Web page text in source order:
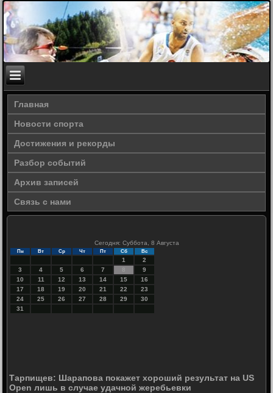
Главная
Новости спорта
Достижения и рекорды
Разбор событий
Архив записей
Связь с нами
Сегодня: Суббота, 8 Августа
Пн Вт Ср Чт Пт Сб Вс
1
2
3
4 5 6 7 8
9
10
11 12 13 14 15
16
17
18 19 20 21 22
23
24
25 26 27 28 29
30
31
Тарпищев: Шарапова покажет хороший результат на US
Open лишь в случае удачной жеребьевки